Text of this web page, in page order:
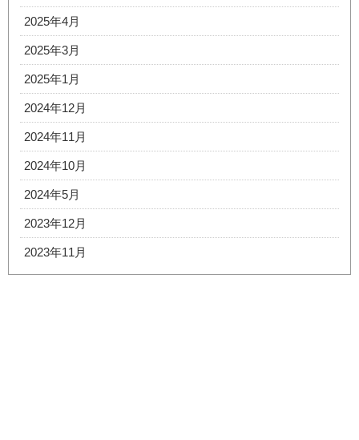
2025年4月
2025年3月
2025年1月
2024年12月
2024年11月
2024年10月
2024年5月
2023年12月
2023年11月